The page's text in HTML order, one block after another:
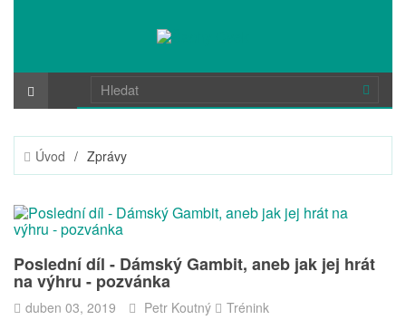
Úvod / Zprávy
Poslední díl - Dámský Gambit, aneb jak jej hrát
na výhru - pozvánka
duben 03, 2019 Petr Koutný Trénink